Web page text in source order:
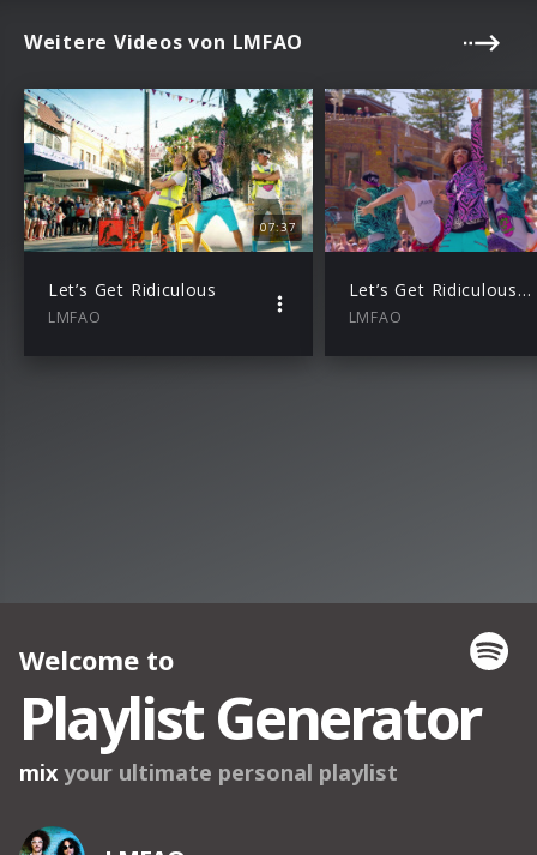
Weitere Videos von LMFAO
07:37
Let’s Get Ridiculous
LMFAO
Let’s Get Ridiculous (Teaser)
LMFAO